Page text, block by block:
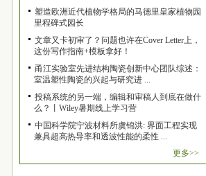
塑造欧洲近代植物学格局的马德里皇家植物园
里程碑式园长
文章又卡初审了？问题也许在Cover Letter上，
这份写作指南+模板拿好！
甬江实验室先进结构陶瓷创新中心团队综述：
室温塑性陶瓷的兴起与研究进 ...
投稿系统的另一端，编辑和审稿人到底在做什
么？丨Wiley暑期线上学习营
中国科学院宁波材料所虞锦洪: 界面工程实现
兼具超高热导率和透波性能的柔性 ...
更多>>